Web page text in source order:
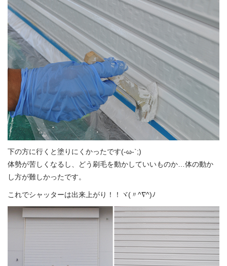
下の方に行くと塗りにくかったです(-ω-`;)
体勢が苦しくなるし、どう刷毛を動かしていいものか…体の動か
し方が難しかったです。
これでシャッターは出来上がり！！ヾ(〃^∇^)ﾉ